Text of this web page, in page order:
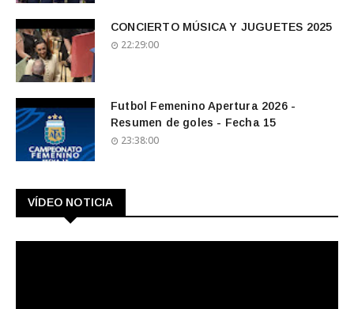
CONCIERTO MÚSICA Y JUGUETES 2025
22:29:00
Futbol Femenino Apertura 2026 -
Resumen de goles - Fecha 15
23:38:00
VÍDEO NOTICIA